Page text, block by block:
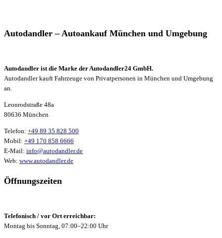
Autodandler – Autoankauf München und Umgebung
Autodandler ist die Marke der Autodandler24 GmbH.
Autodandler kauft Fahrzeuge von Privatpersonen in München und Umgebung
an.
Leonrodstraße 48a
80636 München
Telefon: +49 89 35 828 500
Mobil: +49 170 858 6666
E-Mail: info@autodandler.de
Web: www.autodandler.de
Öffnungszeiten
Telefonisch / vor Ort erreichbar:
Montag bis Sonntag, 07:00–22:00 Uhr